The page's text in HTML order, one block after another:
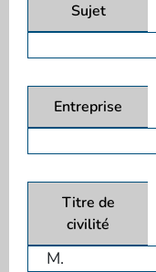
Sujet
Entreprise
Titre de
civilité